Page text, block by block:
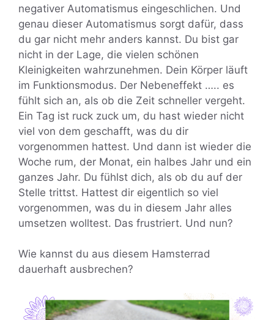
negativer Automatismus eingeschlichen. Und
genau dieser Automatismus sorgt dafür, dass
du gar nicht mehr anders kannst. Du bist gar
nicht in der Lage, die vielen schönen
Kleinigkeiten wahrzunehmen. Dein Körper läuft
im Funktionsmodus. Der Nebeneffekt ….. es
fühlt sich an, als ob die Zeit schneller vergeht.
Ein Tag ist ruck zuck um, du hast wieder nicht
viel von dem geschafft, was du dir
vorgenommen hattest. Und dann ist wieder die
Woche rum, der Monat, ein halbes Jahr und ein
ganzes Jahr. Du fühlst dich, als ob du auf der
Stelle trittst. Hattest dir eigentlich so viel
vorgenommen, was du in diesem Jahr alles
umsetzen wolltest. Das frustriert. Und nun?
Wie kannst du aus diesem Hamsterrad
dauerhaft ausbrechen?